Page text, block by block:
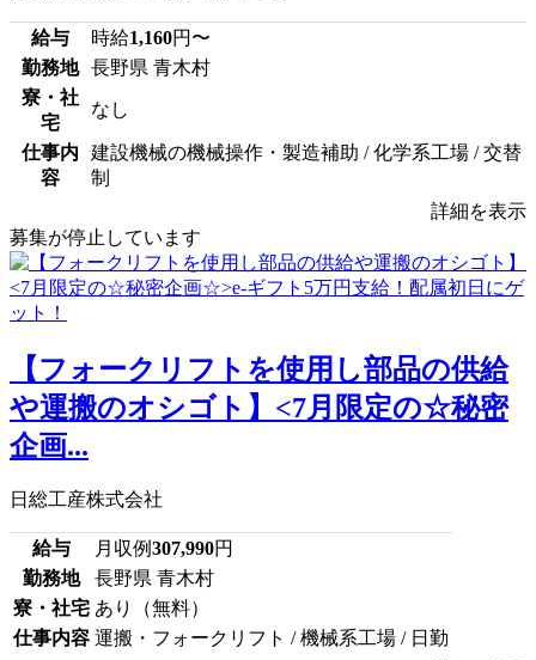
給与 時給1,160円〜
勤務地
長野県 青木村
寮・社
宅
なし
仕事内
容
建設機械の機械操作・製造補助 / 化学系工場 / 交替
制
詳細を表示
募集が停止しています
【フォークリフトを使用し部品の供給
や運搬のオシゴト】<7月限定の☆秘密
企画...
日総工産株式会社
給与 月収例307,990円
勤務地
長野県 青木村
寮・社宅 あり（無料）
仕事内容 運搬・フォークリフト / 機械系工場 / 日勤